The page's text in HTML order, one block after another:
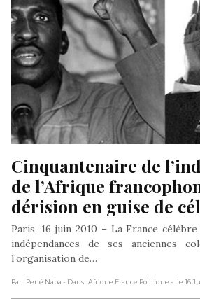
Cinquantenaire de
de l’Afrique
dérision en guise de
Paris, 16 juin 2010 – La France
indépendances de ses anciennes
l’organisation de…
Par : René Naba - Dans : Afrique France Politique - Le 16